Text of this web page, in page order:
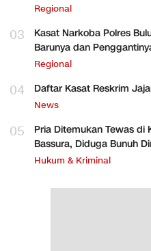
Regional
03
Kasat Narkoba Polres
Barunya dan
Regional
04 Daftar Kasat Reskrim
News
05
Pria Ditemukan Tewas di
Bassura, Diduga Bunuh
Hukum & Kriminal